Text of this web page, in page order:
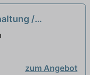
/
bis 32
zum Angebot